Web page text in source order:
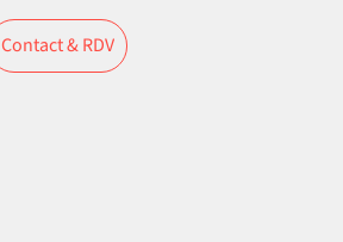
Contact & RDV